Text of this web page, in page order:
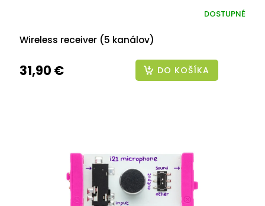
Wireless receiver (5 kanálov)
DOSTUPNÉ
31,90 € DO KOŠÍKA